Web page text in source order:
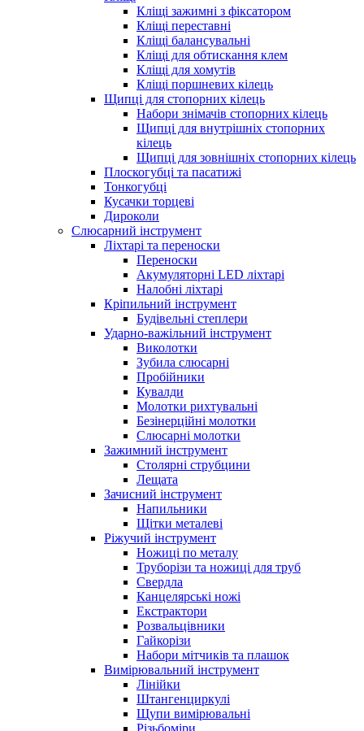
Кліщі зажимні з фіксатором
Кліщі переставні
Кліщі балансувальні
Кліщі для обтискання клем
Кліщі для хомутів
Кліщі поршневих кілець
Щипці для стопорних кілець
Набори знімачів стопорних кілець
Щипці для внутрішніх стопорних
кілець
Щипці для зовнішніх стопорних кілець
Плоскогубці та пасатижі
Тонкогубці
Кусачки торцеві
Дироколи
Слюсарний інструмент
Ліхтарі та переноски
Переноски
Акумуляторні LED ліхтарі
Налобні ліхтарі
Кріпильний інструмент
Будівельні степлери
Ударно-важільний інструмент
Виколотки
Зубила слюсарні
Пробійники
Кувалди
Молотки рихтувальні
Безінерційні молотки
Слюсарні молотки
Зажимний інструмент
Столярні струбцини
Лещата
Зачисний інструмент
Напильники
Щітки металеві
Ріжучий інструмент
Ножиці по металу
Труборізи та ножиці для труб
Свердла
Канцелярські ножі
Екстрактори
Розвальцівники
Гайкорізи
Набори мітчиків та плашок
Вимірювальний інструмент
Лінійки
Штангенциркулі
Щупи вимірювальні
Різьбоміри